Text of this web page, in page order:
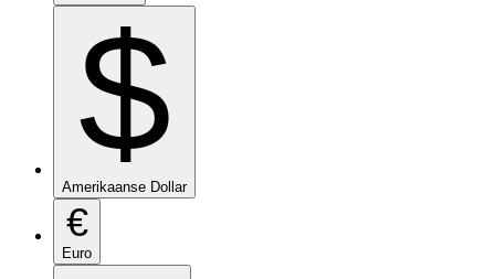
$
Amerikaanse Dollar
€
Euro